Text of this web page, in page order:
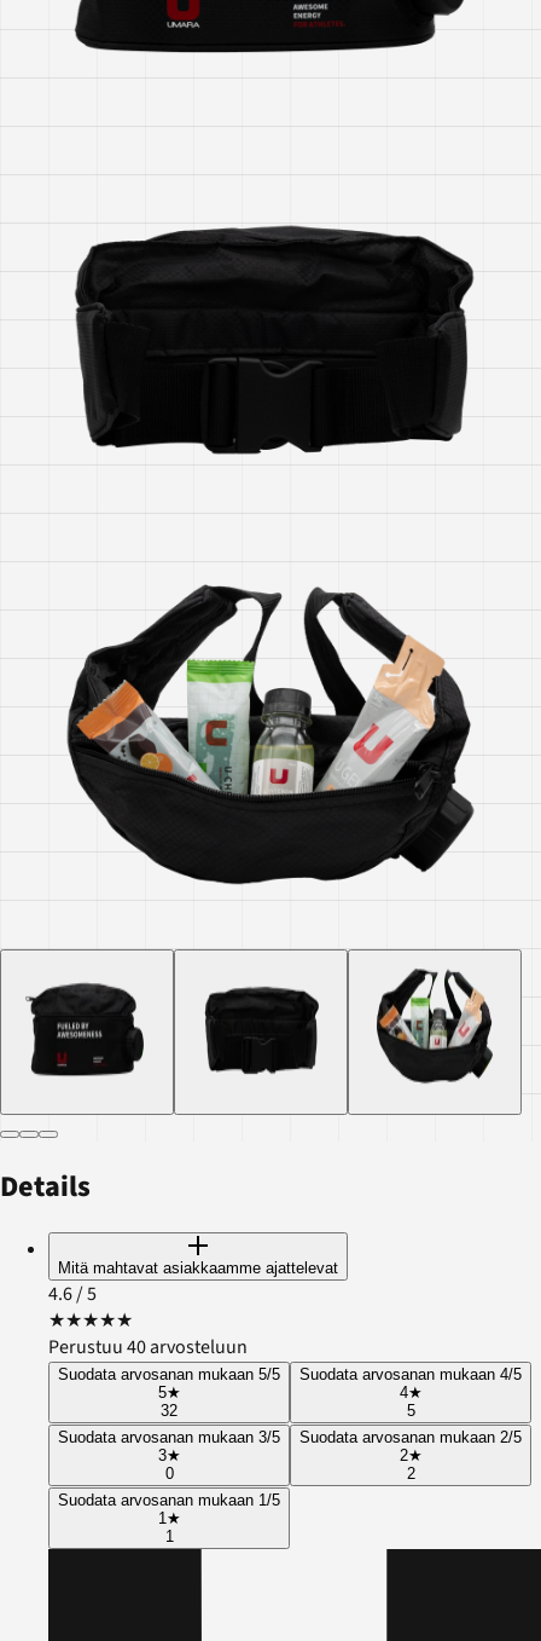
Details
Mitä mahtavat asiakkaamme ajattelevat
4.6/ 5
★★★★★
Perustuu 40 arvosteluun
Suodata arvosanan mukaan 5/5
5★
32
Suodata arvosanan mukaan 4/5
4★
5
Suodata arvosanan mukaan 3/5
3★
0
Suodata arvosanan mukaan 2/5
2★
2
Suodata arvosanan mukaan 1/5
1 ★
1